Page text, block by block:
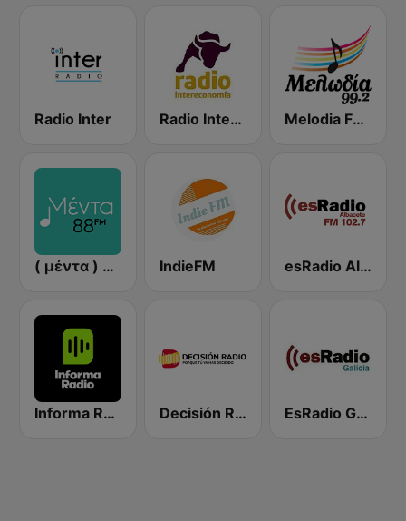
Radio Inter Radio Intereconomía Tenerife Sur Melodia FM (Μελωδία 99.2)
( μέντα ) Menta 88 FM IndieFM esRadio Albacete
Informa Radio Decisión Radio EsRadio Galicia